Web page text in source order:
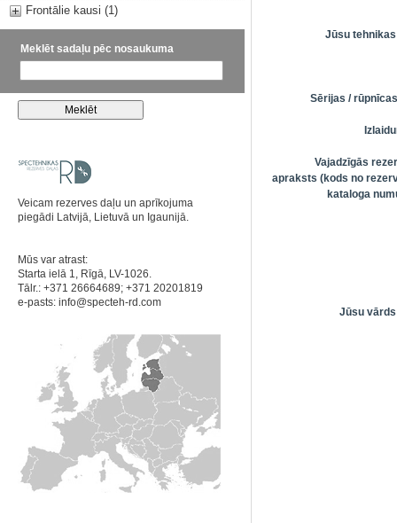
Frontālie kausi (1)
Meklēt sadaļu pēc nosaukuma
Veicam rezerves daļu un aprīkojuma
piegādi Latvijā, Lietuvā un Igaunijā.
Mūs var atrast:
Starta ielā 1, Rīgā, LV-1026.
Tālr.: +371 26664689; +371 20201819
e-pasts: info@specteh-rd.com
Jūsu
Sērijas /
Vajadzīgās
apraksts (kods no
kataloga
Jūsu